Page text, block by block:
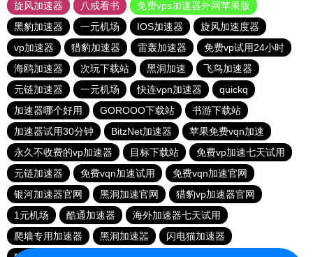
旋风加速器
八戒看书
免费vps加速器外网苹果版
黑豹加速器
一元机场 IOS加速器
旋风加速度器
vp加速器
猎豹加速器 雷轰加速器
免费vp试用24小时
海鸥加速器
次玩下载站 黑洞加速
飞鸟加速器
元链加速器
一元机场 快连vρn加速器
quickq
加速器哪个好用
GOROOO下载站
书游下载站
加速器试用30分钟
BitzNet加速器
苹果免费vqn加速
永久不收费的vp加速器
目标下载站
免费vp加速七天试用
元链加速器
免费vqn加速试用
免费vqn加速官网
银河加速器官网
黑洞加速官网
猎豹vp加速器官网
1元机场
酷通加速器
海外加速器七天试用
爬墙专用加速器
黑洞加速噐
闪电猫加速器